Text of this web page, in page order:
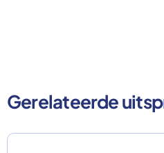
Gerelateerde